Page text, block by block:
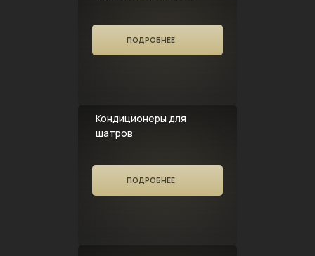
ПОДРОБНЕЕ
Кондиционеры для
шатров
ПОДРОБНЕЕ